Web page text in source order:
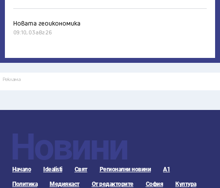
Новата геоикономика
09:10, 03 авг 26
Реклама
Новини
Начало Idealisti Свят Регионални новини А1
Политика Медиякаст От редакторите София Култура